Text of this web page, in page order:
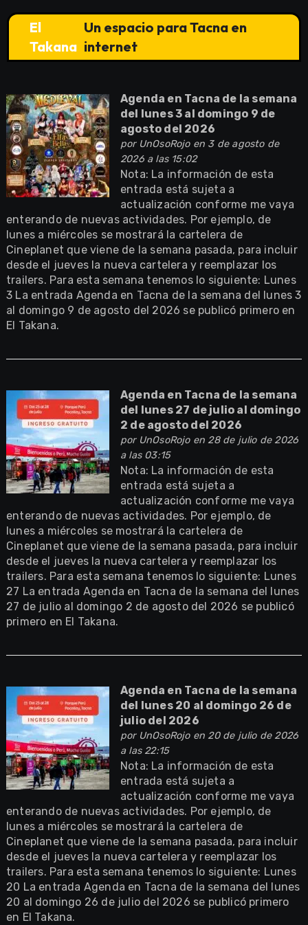
El
Takana
Un espacio para Tacna en
internet
Agenda en Tacna de la semana
del lunes 3 al domingo 9 de
agosto del 2026
por UnOsoRojoen 3 de agosto de
2026 a las 15:02
Nota: La información de esta
entrada está sujeta a
actualización conforme me vaya
enterando de nuevas actividades. Por ejemplo, de
lunes a miércoles se mostrará la cartelera de
Cineplanet que viene de la semana pasada, para incluir
desde el jueves la nueva cartelera y reemplazar los
trailers. Para esta semana tenemos lo siguiente: Lunes
3 La entrada Agenda en Tacna de la semana del lunes 3
al domingo 9 de agosto del 2026 se publicó primero en
El Takana.
Agenda en Tacna de la semana
del lunes 27 de julio al domingo
2 de agosto del 2026
por UnOsoRojoen 28 de julio de 2026
a las 03:15
Nota: La información de esta
entrada está sujeta a
actualización conforme me vaya
enterando de nuevas actividades. Por ejemplo, de
lunes a miércoles se mostrará la cartelera de
Cineplanet que viene de la semana pasada, para incluir
desde el jueves la nueva cartelera y reemplazar los
trailers. Para esta semana tenemos lo siguiente: Lunes
27 La entrada Agenda en Tacna de la semana del lunes
27 de julio al domingo 2 de agosto del 2026 se publicó
primero en El Takana.
Agenda en Tacna de la semana
del lunes 20 al domingo 26 de
julio del 2026
por UnOsoRojoen 20 de julio de 2026
a las 22:15
Nota: La información de esta
entrada está sujeta a
actualización conforme me vaya
enterando de nuevas actividades. Por ejemplo, de
lunes a miércoles se mostrará la cartelera de
Cineplanet que viene de la semana pasada, para incluir
desde el jueves la nueva cartelera y reemplazar los
trailers. Para esta semana tenemos lo siguiente: Lunes
20 La entrada Agenda en Tacna de la semana del lunes
20 al domingo 26 de julio del 2026 se publicó primero
en El Takana.